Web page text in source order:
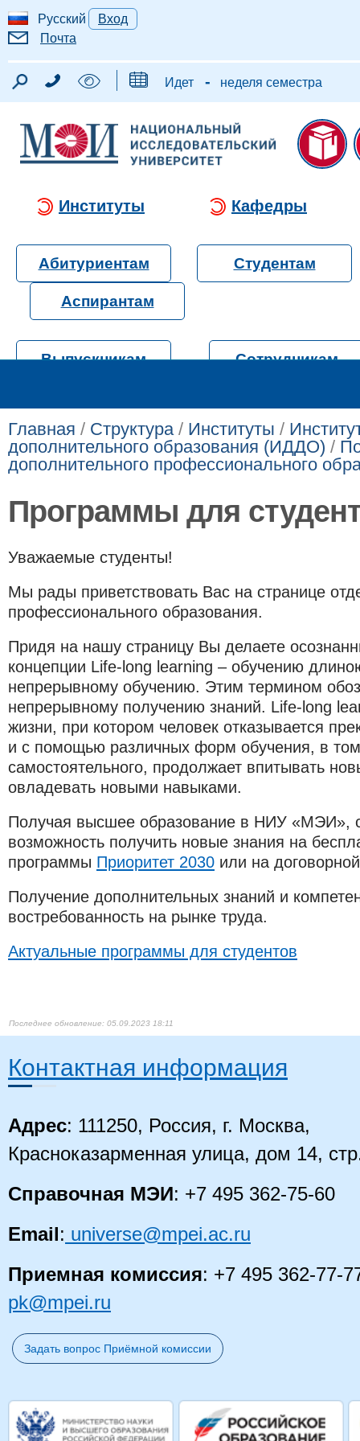
Русский
Вход
Почта
Идет - неделя семестра
Институты Кафедры
Абитуриентам Студентам
Аспирантам
Выпускникам Сотрудникам
Главная / Структура/ Институты /
дополнительного образования (ИДДО) /
дополнительного профессионального
Программы для
Уважаемые студенты!
Мы рады приветствовать Вас на странице
профессионального образования.
Придя на нашу страницу Вы делаете
концепции Life-long learning – обучению
непрерывному обучению. Этим термином
непрерывному получению знаний. Life-long
жизни, при котором человек отказывается
и с помощью различных форм обучения, в
самостоятельного, продолжает впитывать
овладевать новыми навыками.
Получая высшее образование в НИУ «МЭИ»,
возможность получить новые знания на
программы Приоритет 2030​ или на
Получение дополнительных знаний и
востребованность на рынке труда.
Актуальные программы для студентов
05.09.2023 18:11
Контактная информация
Адрес: 111250, Россия, г. Москва,
Красноказарменная улица, дом 14,
Справочная МЭИ: +7 495 362-75-60
Email: universe@mpei.ac.ru
Приемная комиссия: +7 495 362-77-
pk@mpei.ru
Задать вопрос Приёмной комиссии